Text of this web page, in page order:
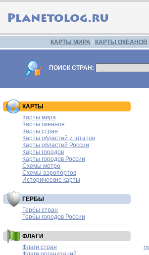
КАРТЫ МИРА КАРТЫ ОКЕАНОВ
ПОИСК СТРАН:
КАРТЫ
Карты мира
Карты океанов
Карты стран
Карты областей и штатов
Карты областей России
Карты городов
Карты городов России
Схемы метро
Схемы аэропортов
Исторические карты
ГЕРБЫ
Гербы стран
Гербы городов России
ФЛАГИ
Флаги стран